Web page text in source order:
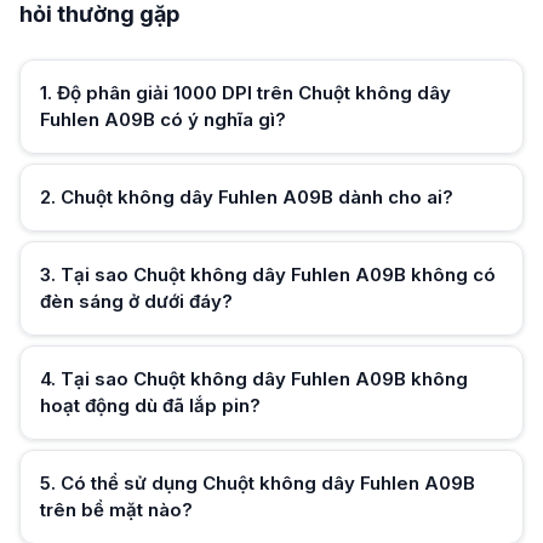
Chuột không dây Fuhlen A09B dành cho ai?
Sản phẩm dành cho nhân viên văn phòng, học sinh, sinh viên và
Tại sao Chuột không dây Fuhlen A09B không có đèn sáng ở dưới đáy?
Tại sao Chuột không dây Fuhlen A09B không hoạt động dù đã lắp pin?
Bạn hãy kiểm tra xem đã gạt công tắc ON dưới đáy chuột chưa, hoặc
Có thể sử dụng Chuột không dây Fuhlen A09B trên bề mặt nào?
Chuột không dây Fuhlen A09B hoạt động tốt trên mặt gỗ, nhựa, vải.
hỏi thường gặp
1. Độ phân giải 1000 DPI trên Chuột không dây
Fuhlen A09B có ý nghĩa gì?
Hữu ích ( 0)
2. Chuột không dây Fuhlen A09B dành cho ai?
3. Tại sao Chuột không dây Fuhlen A09B không có
đèn sáng ở dưới đáy?
4. Tại sao Chuột không dây Fuhlen A09B không
hoạt động dù đã lắp pin?
5. Có thể sử dụng Chuột không dây Fuhlen A09B
trên bề mặt nào?